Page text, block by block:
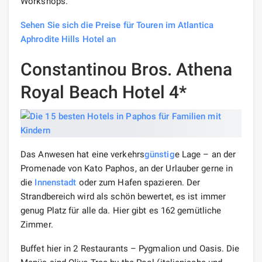
Sehen Sie sich die Preise für Touren im Atlantica
Aphrodite Hills Hotel an
Constantinou Bros. Athena
Royal Beach Hotel 4*
Das Anwesen hat eine verkehrsgünstige Lage – an der
Promenade von Kato Paphos, an der Urlauber gerne in
die Innenstadt oder zum Hafen spazieren. Der
Strandbereich wird als schön bewertet, es ist immer
genug Platz für alle da. Hier gibt es 162 gemütliche
Zimmer.
Buffet hier in 2 Restaurants – Pygmalion und Oasis. Die